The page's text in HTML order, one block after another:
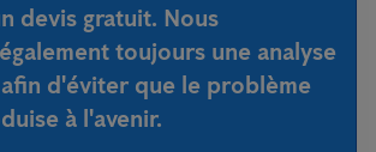
devis gratuit. Nous
toujours une analyse
d'éviter que le problème
à l'avenir.